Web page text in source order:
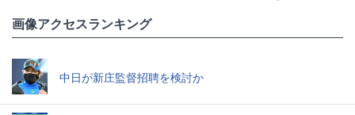
画像アクセスランキング
中日が新庄監督招聘を検討か